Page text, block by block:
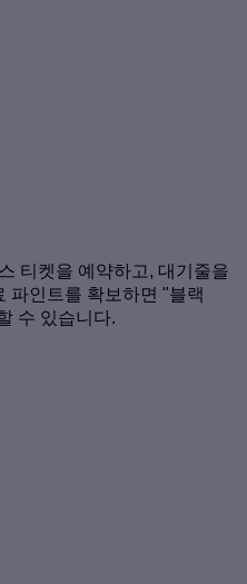
티켓을 예약하고, 대기줄을
파인트를 확보하면 "블랙
수 있습니다.